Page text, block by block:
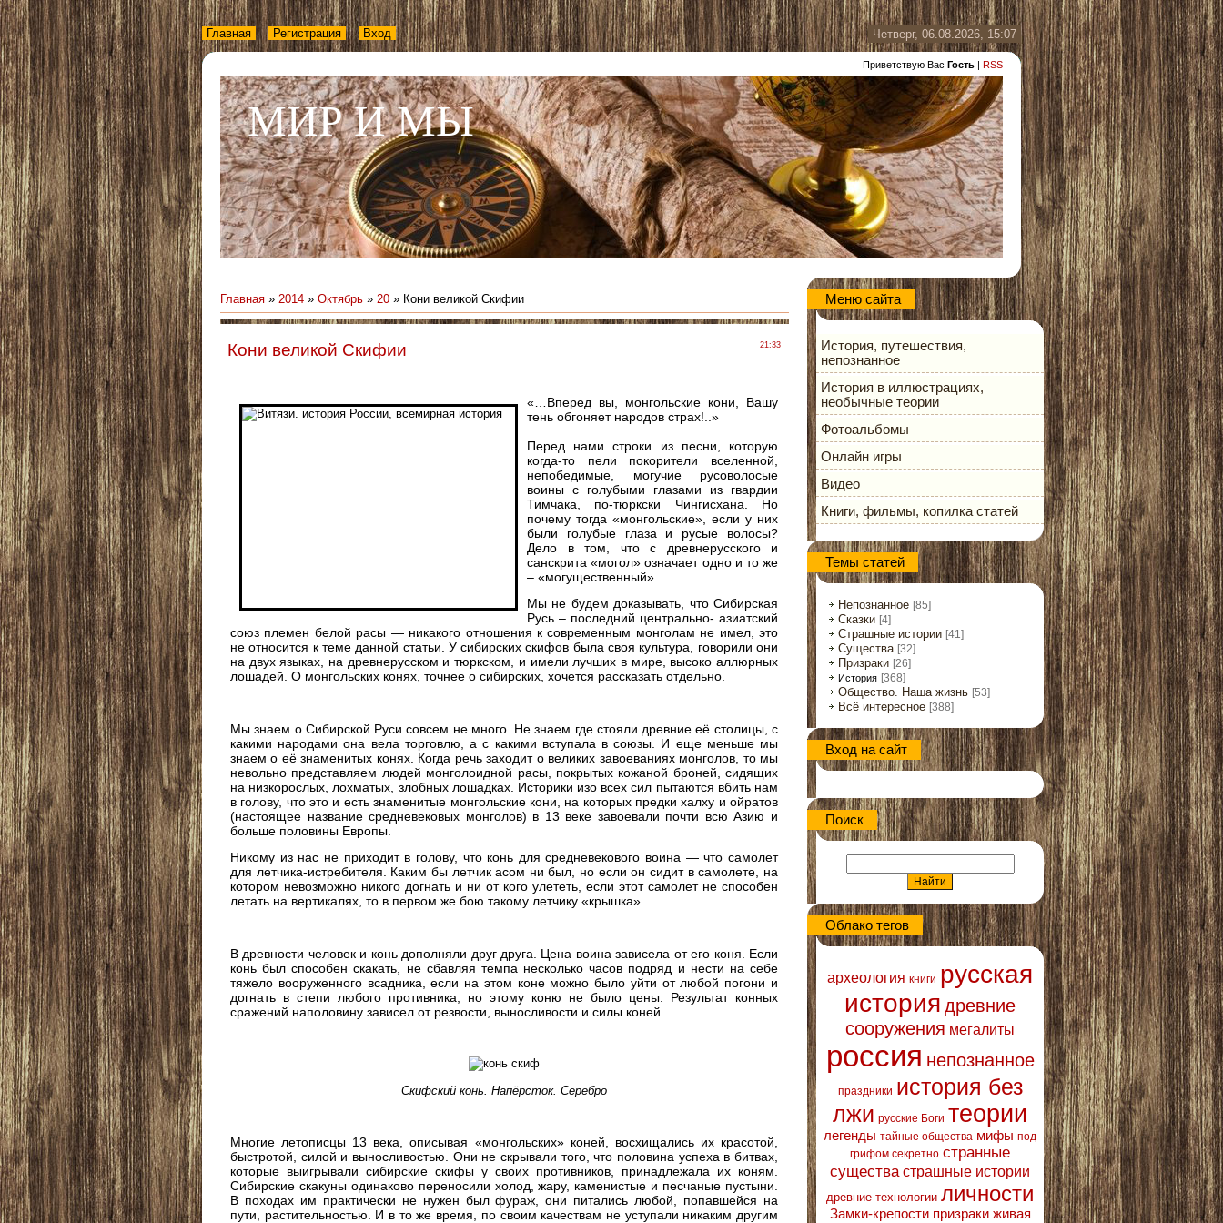
Четверг, 06.08.2026, 15:07
Приветствую Вас Гость RSS
МИР И МЫ
Главная Регистрация Вход
Главная » 2014 » Октябрь » 20 » Кони великой Скифии
21:33
Кони великой Скифии
«…Вперед вы, монгольские кони, Вашу
тень обгоняет народов страх!..»
Перед нами строки из песни, которую
когда-то пели покорители вселенной,
непобедимые, могучие русоволосые
воины с голубыми глазами из гвардии
Тимчака, по-тюркски Чингисхана. Но
почему тогда «монгольские», если у них
были голубые глаза и русые волосы?
Дело в том, что с древнерусского и
санскрита «могол» означает одно и то же
– «могущественный».
Мы не будем доказывать, что Сибирская
Русь – последний центрально- азиатский
союз племен белой расы — никакого отношения к современным монголам не имел, это
не относится к теме данной статьи. У сибирских скифов была своя культура, говорили они
на двух языках, на древнерусском и тюркском, и имели лучших в мире, высоко аллюрных
лошадей. О монгольских конях, точнее о сибирских, хочется рассказать отдельно.
Мы знаем о Сибирской Руси совсем не много. Не знаем где стояли древние её столицы, с
какими народами она вела торговлю, а с какими вступала в союзы. И еще меньше мы
знаем о её знаменитых конях. Когда речь заходит о великих завоеваниях монголов, то мы
невольно представляем людей монголоидной расы, покрытых кожаной броней, сидящих
на низкорослых, лохматых, злобных лошадках. Историки изо всех сил пытаются вбить нам
в голову, что это и есть знаменитые монгольские кони, на которых предки халху и ойратов
(настоящее название средневековых монголов) в 13 веке завоевали почти всю Азию и
больше половины Европы.
Никому из нас не приходит в голову, что конь для средневекового воина — что самолет
для летчика-истребителя. Каким бы летчик асом ни был, но если он сидит в самолете, на
котором невозможно никого догнать и ни от кого улететь, если этот самолет не способен
летать на вертикалях, то в первом же бою такому летчику «крышка».
В древности человек и конь дополняли друг друга. Цена воина зависела от его коня. Если
конь был способен скакать, не сбавляя темпа несколько часов подряд и нести на себе
тяжело вооруженного всадника, если на этом коне можно было уйти от любой погони и
догнать в степи любого противника, но этому коню не было цены. Результат конных
сражений наполовину зависел от резвости, выносливости и силы коней.
Скифский конь. Напёрсток. Серебро
Многие летописцы 13 века, описывая «монгольских» коней, восхищались их красотой,
быстротой, силой и выносливостью. Они не скрывали того, что половина успеха в битвах,
которые выигрывали сибирские скифы у своих противников, принадлежала их коням.
Сибирские скакуны одинаково переносили холод, жару, каменистые и песчаные пустыни.
В походах им практически не нужен был фураж, они питались любой, попавшейся на
пути, растительностью. И в то же время, по своим качествам не уступали никаким другим
Меню сайта
История, путешествия,
непознанное
История в иллюстрациях,
необычные теории
Фотоальбомы
Онлайн игры
Видео
Книги, фильмы, копилка статей
Темы статей
Непознанное [85]
Сказки [4]
Страшные истории [41]
Существа [32]
Призраки [26]
История [368]
Общество. Наша жизнь [53]
Всё интересное [388]
Вход на сайт
Поиск
Облако тегов
археология книги русская
история древние
сооружения мегалиты
россия непознанное
праздники история без
лжи русские Боги теории
легенды тайные общества мифы под
грифом секретно странные
существа страшные истории
древние технологии личности
Замки-крепости призраки живая